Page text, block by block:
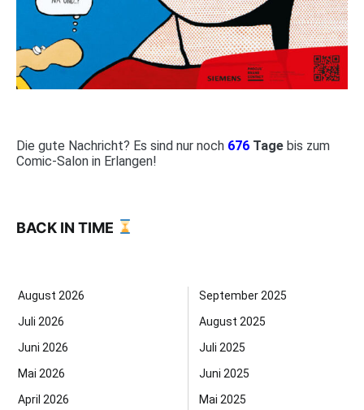
Die gute Nachricht? Es sind nur noch 676 Tage bis zum
Comic-Salon in Erlangen!
BACK IN TIME
August 2026
Juli 2026
Juni 2026
Mai 2026
April 2026
September 2025
August 2025
Juli 2025
Juni 2025
Mai 2025